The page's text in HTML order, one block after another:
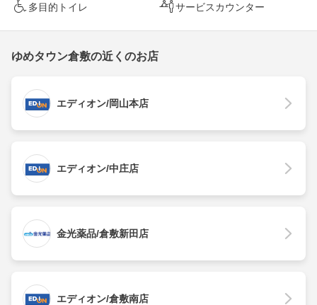
多目的トイレ サービスカウンター
ゆめタウン倉敷の近くのお店
エディオン/岡山本店
エディオン/中庄店
金光薬品/倉敷新田店
エディオン/倉敷南店